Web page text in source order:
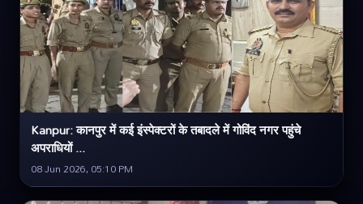
Kanpur: कानपुर में कई इंस्पेक्टरों के तबादले में गोविंद नगर पहुंचे
अपराधियों ...
08 Jun 2026, 05:10 PM